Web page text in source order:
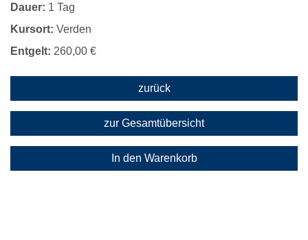
Dauer: 1 Tag
Kursort: Verden
Entgelt: 260,00 €
zurück
zur Gesamtübersicht
In den Warenkorb